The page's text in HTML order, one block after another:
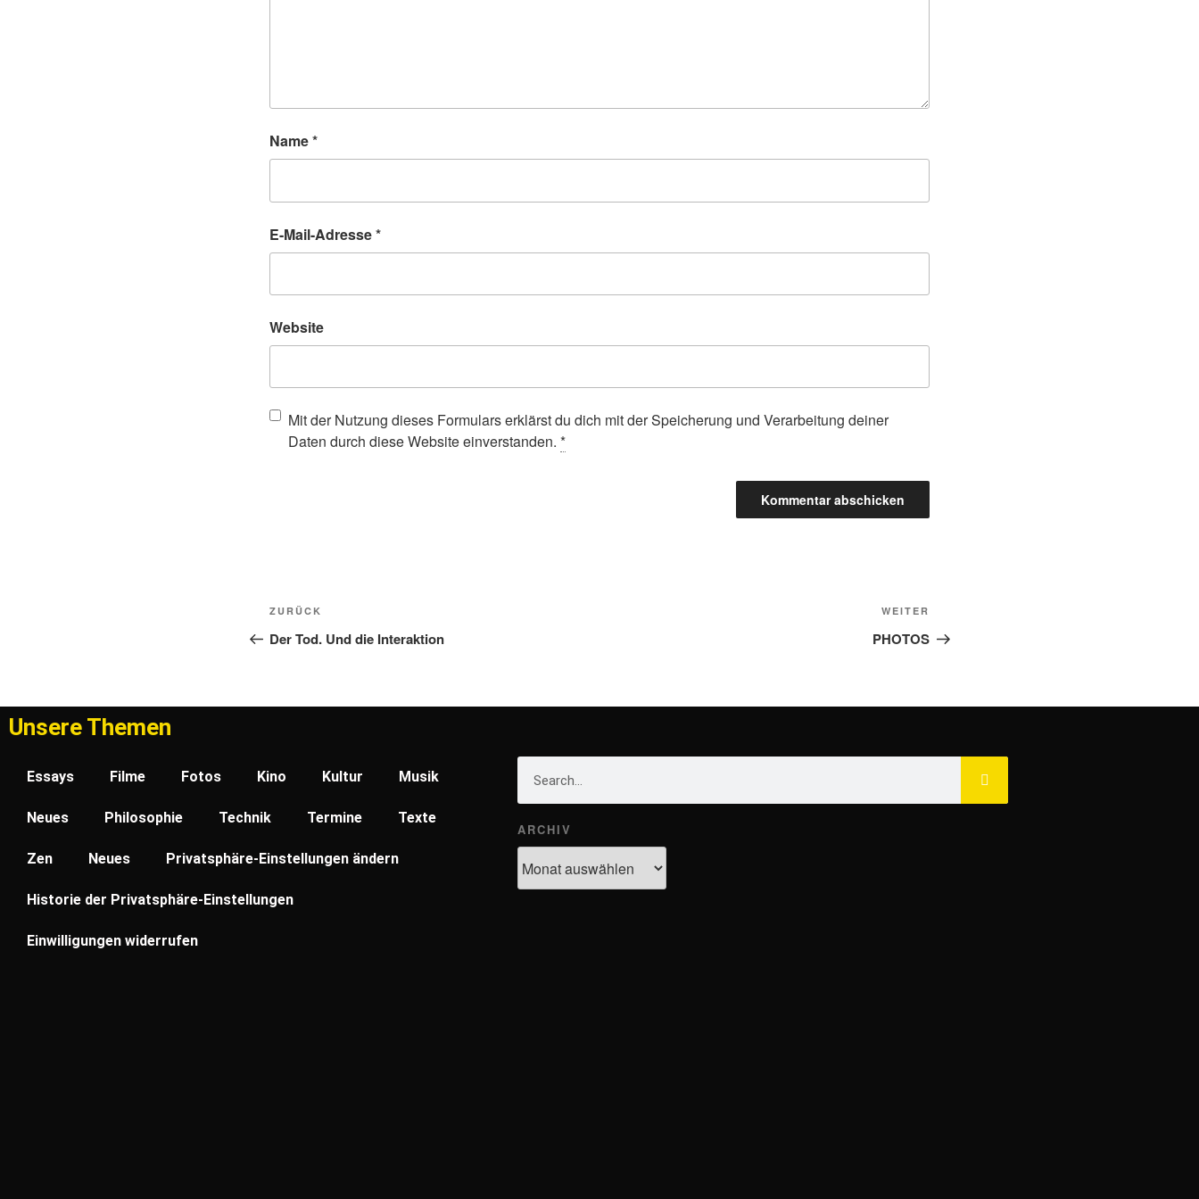
Name*
E-Mail-Adresse*
Website
Mit der Nutzung dieses Formulars erklärst du dich mit der Speicherung und Verarbeitung deiner
Daten durch diese Website einverstanden. *
ZURÜCK
Der Tod. Und die Interaktion
WEITER
PHOTOS
Unsere Themen
Essays Filme Fotos Kino Kultur Musik
Neues Philosophie Technik Termine Texte
Zen Neues Privatsphäre-Einstellungen ändern
Historie der Privatsphäre-Einstellungen
Einwilligungen widerrufen
ARCHIV